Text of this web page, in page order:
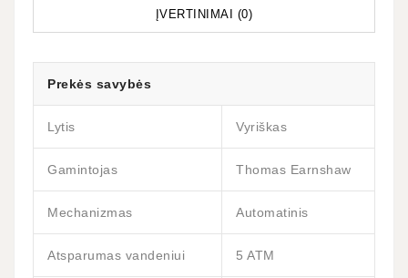
ĮVERTINIMAI (0)
Prekės savybės
Lytis Vyriškas
Gamintojas Thomas Earnshaw
Mechanizmas Automatinis
Atsparumas vandeniui 5 ATM